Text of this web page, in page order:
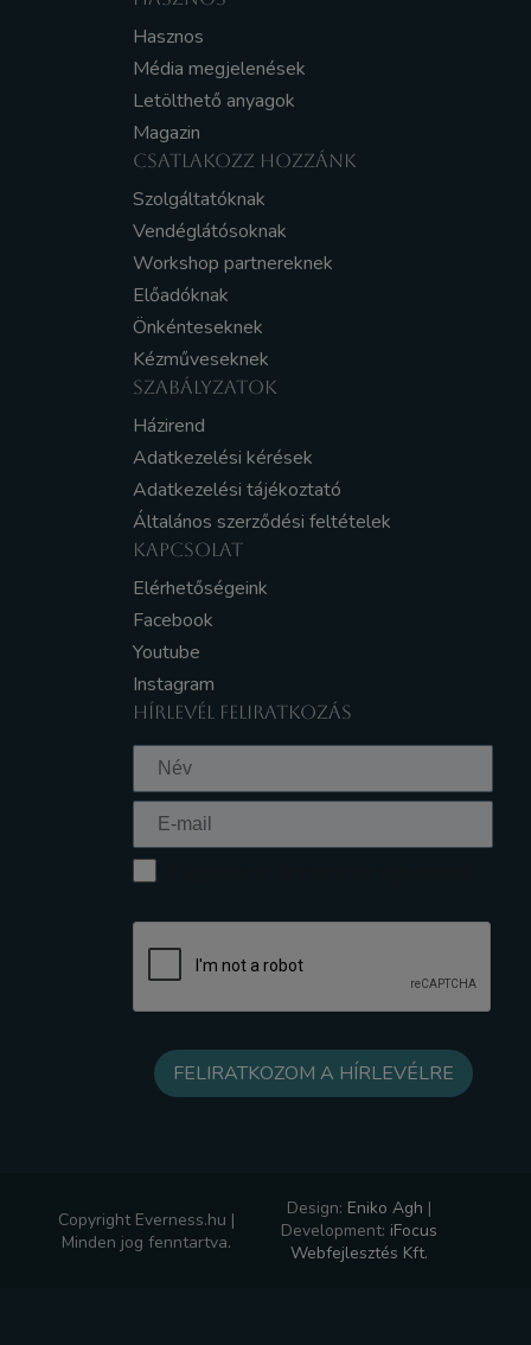
Hasznos
Média megjelenések
Letölthető anyagok
Magazin
CSATLAKOZZ HOZZÁNK
Szolgáltatóknak
Vendéglátósoknak
Workshop partnereknek
Előadóknak
Önkénteseknek
Kézműveseknek
SZABÁLYZATOK
Házirend
Adatkezelési kérések
Adatkezelési tájékoztató
Általános szerződési feltételek
KAPCSOLAT
Elérhetőségeink
Facebook
Youtube
Instagram
HÍRLEVÉL FELIRATKOZÁS
Copyright Everness.hu |
Minden jog fenntartva.
Design: Eniko Agh |
Development: iFocus
Webfejlesztés Kft.